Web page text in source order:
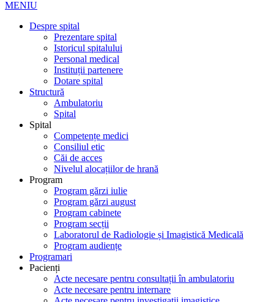
MENIU
Despre spital
Prezentare spital
Istoricul spitalului
Personal medical
Instituții partenere
Dotare spital
Structură
Ambulatoriu
Spital
Spital
Competențe medici
Consiliul etic
Căi de acces
Nivelul alocațiilor de hrană
Program
Program gărzi iulie
Program gărzi august
Program cabinete
Program secții
Laboratorul de Radiologie și Imagistică Medicală
Program audiențe
Programari
Pacienți
Acte necesare pentru consultații în ambulatoriu
Acte necesare pentru internare